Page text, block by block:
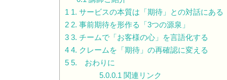
1 1. サービスの本質は「期待」との対話にある
2 2. 事前期待を形作る「3つの源泉」
3 3. チームで「お客様の心」を言語化する
4 4. クレームを「期待」の再確認に変える
5 5. おわりに
5.0.0.1 関連リンク